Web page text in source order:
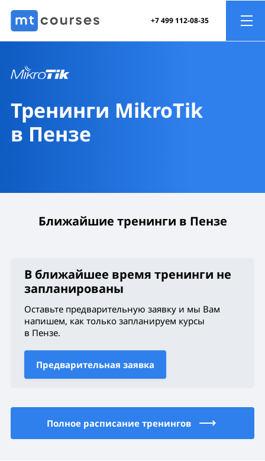
+7 499 112-08-35
Тренинги MikroTik
в Пензе
Ближайшие тренинги в Пензе
В ближайшее время тренинги не
запланированы
Оставьте предварительную заявку и мы Вам
напишем, как только запланируем курсы
в Пензе.
Предварительная заявка
Полное расписание тренингов